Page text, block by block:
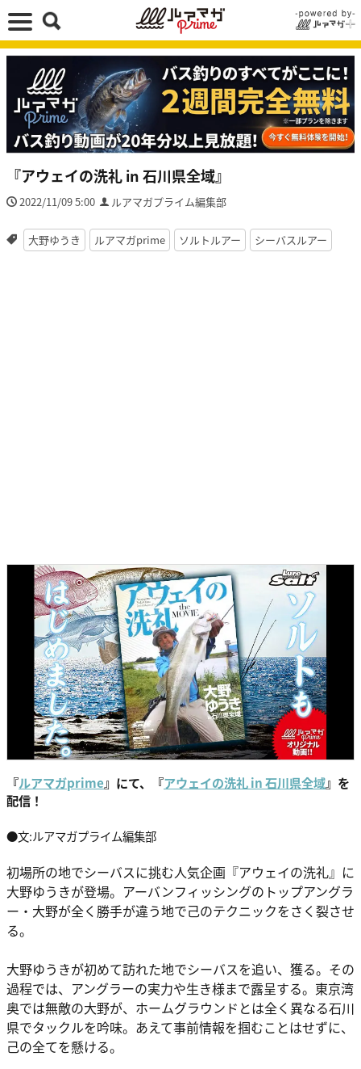
『アウェイの洗礼 in 石川県全域』
2022/11/09 5:00 ルアマガプライム編集部
大野ゆうき ルアマガprime ソルトルアー シーバスルアー
『ルアマガprime』にて、『アウェイの洗礼 in 石川県全域』を
配信！
●文:ルアマガプライム編集部
初場所の地でシーバスに挑む人気企画『アウェイの洗礼』に
大野ゆうきが登場。アーバンフィッシングのトップアングラ
ー・大野が全く勝手が違う地で己のテクニックをさく裂させ
る。
大野ゆうきが初めて訪れた地でシーバスを追い、獲る。その
過程では、アングラーの実力や生き様まで露呈する。東京湾
奥では無敵の大野が、ホームグラウンドとは全く異なる石川
県でタックルを吟味。あえて事前情報を掴むことはせずに、
己の全てを懸ける。